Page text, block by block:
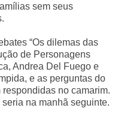
sem seus
“Os dilemas das
de Personagens
Andrea Del Fuego e
e as perguntas do
no camarim.
na manhã seguinte.